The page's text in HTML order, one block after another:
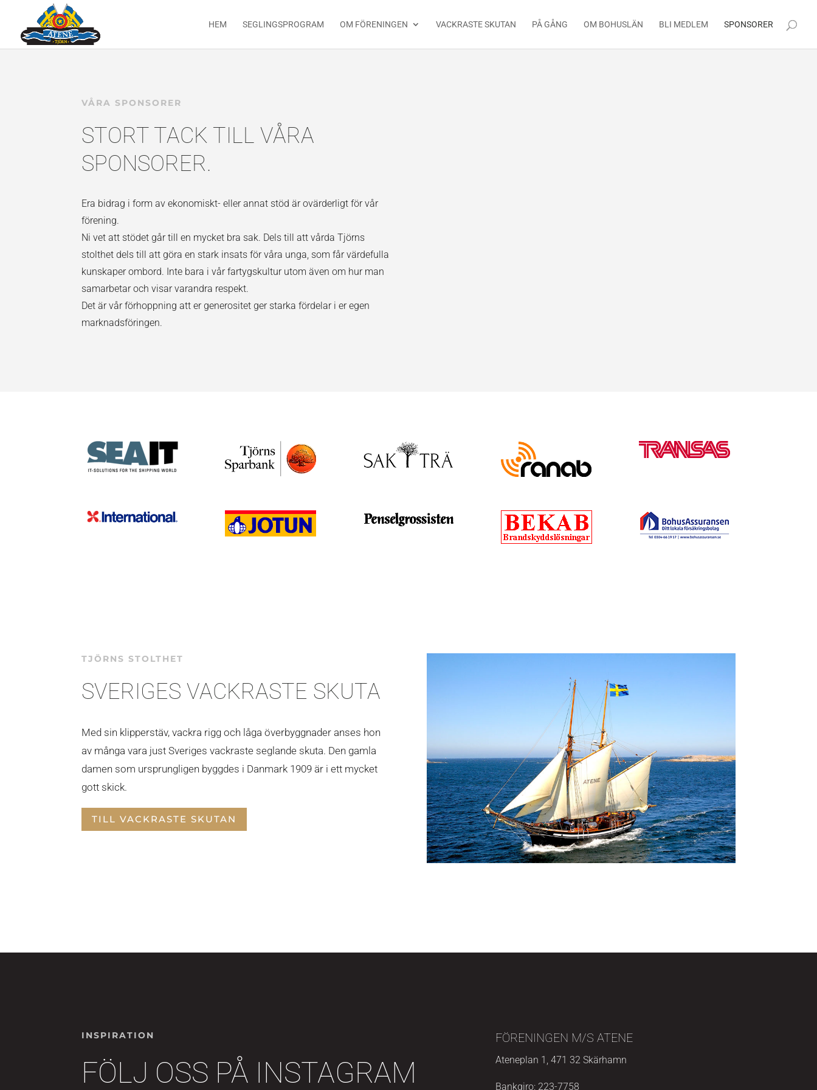
HEM SEGLINGSPROGRAM OM FÖRENINGEN VACKRASTE SKUTAN PÅ GÅNG OM BOHUSLÄN BLI MEDLEM SPONSORER
VÅRA SPONSORER
STORT TACK TILL VÅRA
SPONSORER.
Era bidrag i form av ekonomiskt- eller annat stöd är ovärderligt för vår
förening.
Ni vet att stödet går till en mycket bra sak. Dels till att vårda Tjörns
stolthet dels till att göra en stark insats för våra unga, som får värdefulla
kunskaper ombord. Inte bara i vår fartygskultur utom även om hur man
samarbetar och visar varandra respekt.
Det är vår förhoppning att er generositet ger starka fördelar i er egen
marknadsföringen.
TJÖRNS STOLTHET
SVERIGES VACKRASTE SKUTA
Med sin klipperstäv, vackra rigg och låga överbyggnader anses hon
av många vara just Sveriges vackraste seglande skuta. Den gamla
damen som ursprungligen byggdes i Danmark 1909 är i ett mycket
gott skick.
TILL VACKRASTE SKUTAN
INSPIRATION
FÖLJ OSS PÅ INSTAGRAM
FÖRENINGEN M/S ATENE
Ateneplan 1, 471 32 Skärhamn
Bankgiro: 223-7758